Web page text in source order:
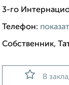
3-го
Телефон:
Собственник,
В